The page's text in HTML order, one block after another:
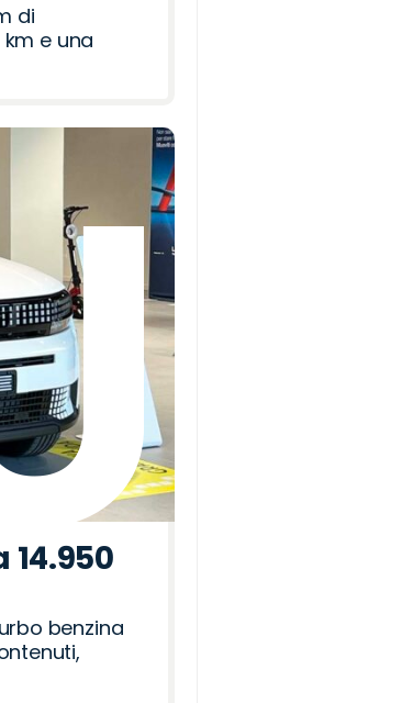
di
e una
benzina